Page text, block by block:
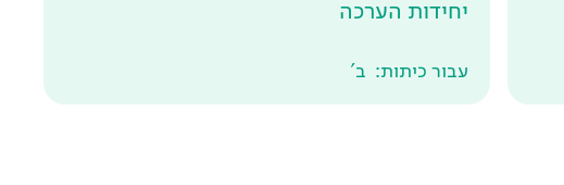
יחידות הערכה
עבור כיתות: ב'